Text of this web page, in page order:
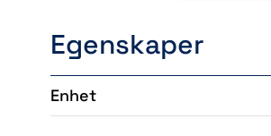
Egenskaper
Enhet